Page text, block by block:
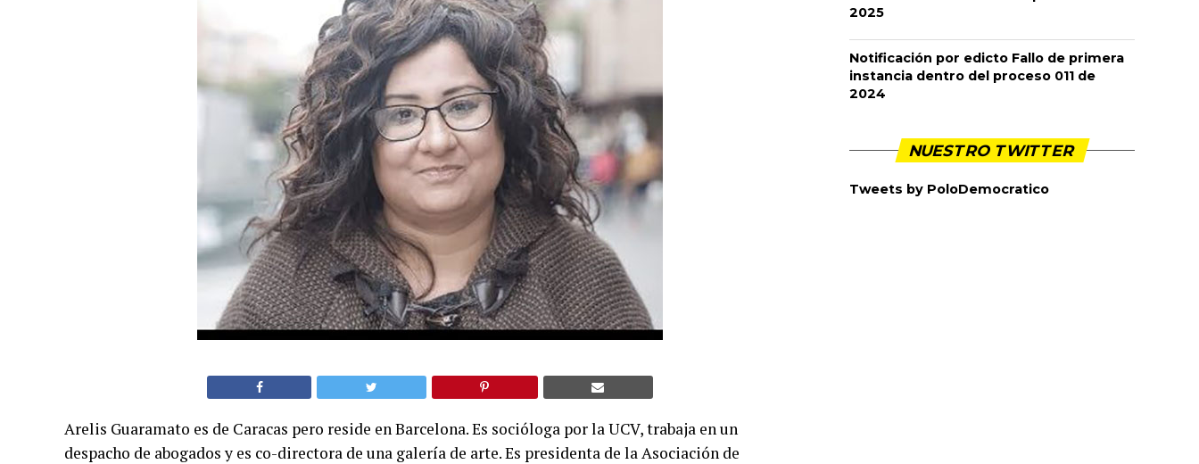
Arelis Guaramato es de Caracas pero reside en Barcelona. Es socióloga por la UCV, trabaja en un
despacho de abogados y es co-directora de una galería de arte. Es presidenta de la Asociación de
2025
Notificación por edicto Fallo de primera
instancia dentro del proceso 011 de
2024
NUESTRO TWITTER
Tweets by PoloDemocratico